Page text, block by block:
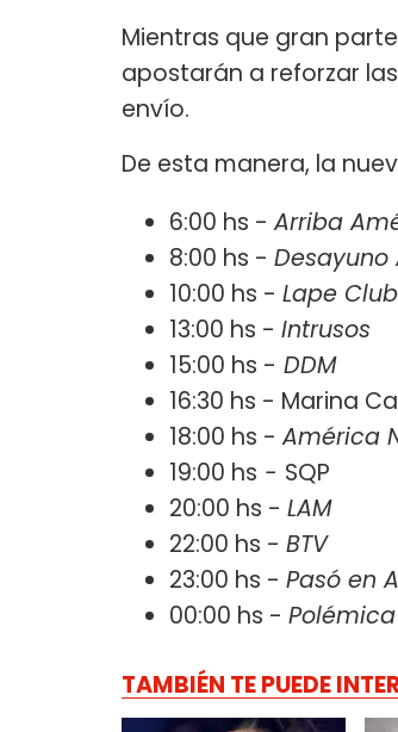
Mientras que gran
apostarán a reforzar
envío.
De esta manera, la
6:00 hs -Arriba
8:00 hs -
10:00 hs - Lape
13:00 hs - Intrusos
15:00 hs - DDM
16:30 hs - Marina
18:00 hs -América
19:00 hs - SQP
20:00 hs - LAM
22:00 hs - BTV
23:00 hs - Pasó en
00:00 hs -
TAMBIÉN TE PUEDE